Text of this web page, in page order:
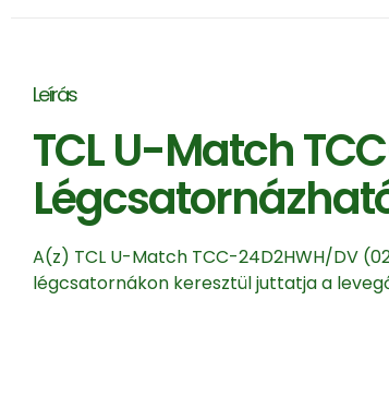
Leírás
TCL U-Match
A(z) TCL U-Match TCC-24D2HWH/DV
légcsatornákon keresztül juttatja a